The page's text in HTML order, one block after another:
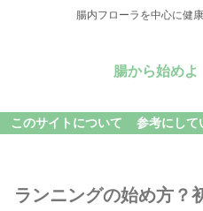
腸内フローラを中心に健
腸から始めよ
このサイトについて 参考にして
ランニングの始め方？